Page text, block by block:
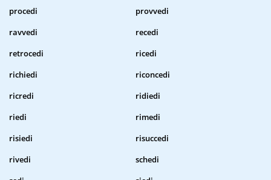
procedi
provvedi
ravvedi
recedi
retrocedi
ricedi
richiedi
riconcedi
ricredi
ridiedi
riedi
rimedi
risiedi
risuccedi
rivedi
schedi